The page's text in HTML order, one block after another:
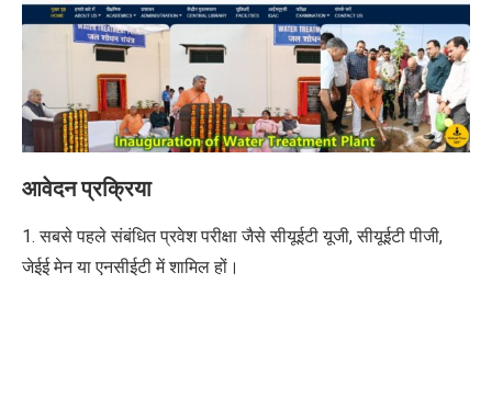
आवेदन प्रक्रिया
1. सबसे पहले संबंधित प्रवेश परीक्षा जैसे सीयूईटी यूजी, सीयूईटी पीजी,
जेईई मेन या एनसीईटी में शामिल हों।